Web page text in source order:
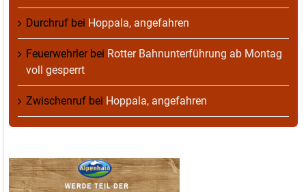
Durchruf bei Hoppala, angefahren
Feuerwehrlerbei Rotter Bahnunterführung ab Montag
voll gesperrt
Zwischenruf bei Hoppala, angefahren